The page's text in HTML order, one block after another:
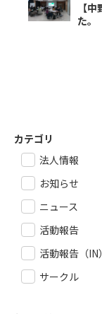
【
た。
カテゴリ
法人情報
お知らせ
ニュース
活動報告
活動報告（IN）
サークル